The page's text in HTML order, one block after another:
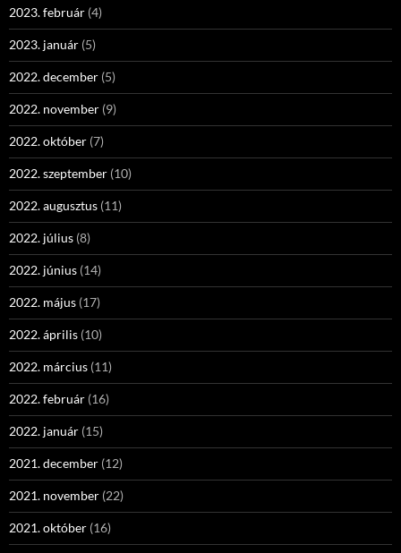
2023. február (4)
2023. január (5)
2022. december (5)
2022. november (9)
2022. október (7)
2022. szeptember (10)
2022. augusztus (11)
2022. július (8)
2022. június (14)
2022. május (17)
2022. április (10)
2022. március (11)
2022. február (16)
2022. január (15)
2021. december (12)
2021. november (22)
2021. október (16)